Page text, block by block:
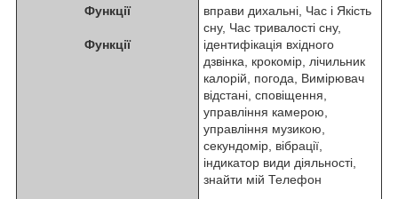
Функції
Функції
вправи дихальні, Час i Якість
сну, Час тривалості сну,
ідентифікація вхідного
дзвінка, крокомір, лічильник
калорій, погода, Вимірювач
відстані, сповіщення,
управління камерою,
управління музикою,
секундомір, вібрації,
індикатор види діяльності,
знайти мій Телефон